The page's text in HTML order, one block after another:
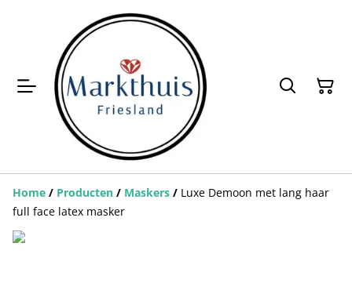
Home / Producten / Maskers / Luxe Demoon met lang haar
full face latex masker